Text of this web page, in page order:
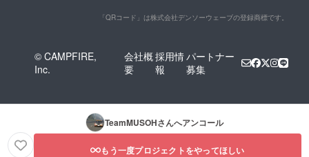
「QRコード」は株式会社デンソーウェーブの登録商標です。
© CAMPFIRE,
Inc.
会社概
要
採用情
報
パートナー
募集
TeamMUSOHさんへアンコール
もう一度プロジェクトをやってほしい